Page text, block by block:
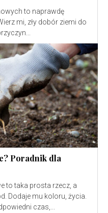
to naprawdę
mi, zły dobór ziemi do
Poradnik dla
to taka prosta rzecz, a
Dodaje mu koloru, życia.
czas,...